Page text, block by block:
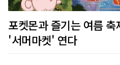
포켓몬과 즐기는 여름
'서머마켓' 연다